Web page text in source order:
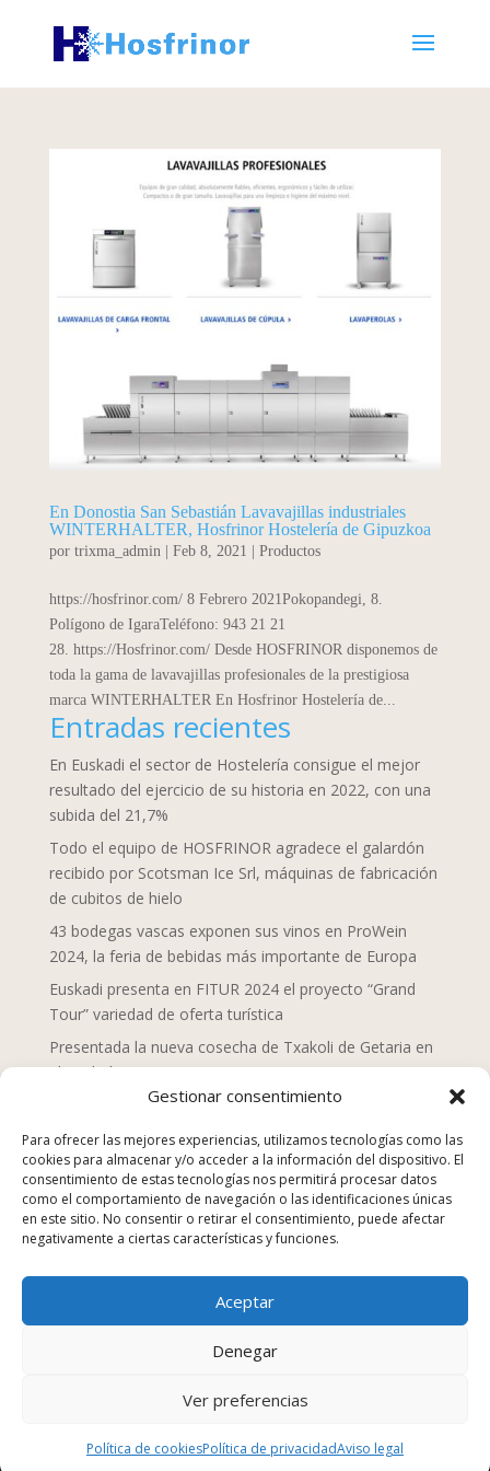
Gestionar consentimiento
Para ofrecer las mejores experiencias, utilizamos tecnologías como las
cookies para almacenar y/o acceder a la información del dispositivo. El
consentimiento de estas tecnologías nos permitirá procesar datos
como el comportamiento de navegación o las identificaciones únicas
en este sitio. No consentir o retirar el consentimiento, puede afectar
negativamente a ciertas características y funciones.
Aceptar
Denegar
Ver preferencias
Política de cookiesPolítica de privacidadAviso legal
En Donostia San Sebastián Lavavajillas industriales
WINTERHALTER, Hosfrinor Hostelería de Gipuzkoa
por trixma_admin| Feb 8, 2021 Productos
https://hosfrinor.com/ 8 Febrero 2021Pokopandegi, 8.
Polígono de IgaraTeléfono: 943 21 21
28. https://Hosfrinor.com/ Desde HOSFRINOR disponemos de
toda la gama de lavavajillas profesionales de la prestigiosa
marca WINTERHALTER En Hosfrinor Hostelería de...
Entradas recientes
En Euskadi el sector de Hostelería consigue el mejor
resultado del ejercicio de su historia en 2022, con una
subida del 21,7%
Todo el equipo de HOSFRINOR agradece el galardón
recibido por Scotsman Ice Srl, máquinas de fabricación
de cubitos de hielo
43 bodegas vascas exponen sus vinos en ProWein
2024, la feria de bebidas más importante de Europa
Euskadi presenta en FITUR 2024 el proyecto “Grand
Tour” variedad de oferta turística
Presentada la nueva cosecha de Txakoli de Getaria en
el Txakolin Eguna 2024
Doce chefs de Mahaia despliegan una nueva mirada
sobre la gastronomía vasca
San Sebastián Gastronomika Euskadi Basque Country
2023, campaña “La comida no se tira”
Los establecimientos de hostelería suponen el 25% de
los equipamientos y servicios en Euskadi en 2022
Euskadi Gastronomika, turismo gastronómico
sostenible, nuevo sitio web
Diseñado por Trixma